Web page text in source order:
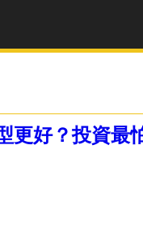
更好？投資最